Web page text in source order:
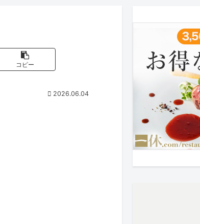
コピー
2026.06.04